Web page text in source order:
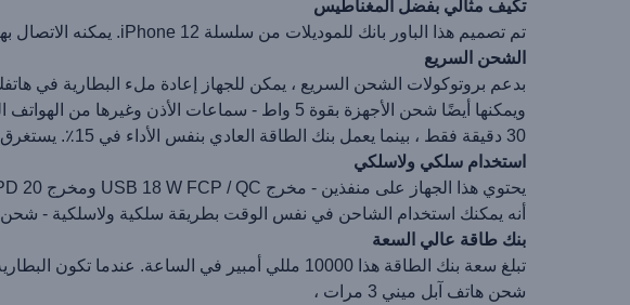
تكيف مثالي بفضل المغناطيس
تم تصميم هذا الباور بانك للموديلات من سلسلة iPhone 12. يمكنه الاتصال بها عبر المغناطيس ، مما يضمن التصاق مثالي ، وقبضة قوية ، وتدفق سريع وثابت للبيانات.
الشحن السريع
30 دقيقة فقط ، بينما يعمل بنك الطاقة العادي بنفس الأداء في 15٪. يستغرق شحن بنك الطاقة اللاسلكي 3.5 ساعات باستخدام الشاحن 18 وات.
استخدام سلكي ولاسلكي
أنه يمكنك استخدام الشاحن في نفس الوقت بطريقة سلكية ولاسلكية - شحن 3 أجهزة في وقت واحد ، مع نسيان قصر الدائرة أو ارتفاع درجة الحرارة.
بنك طاقة عالي السعة
تبلغ سعة بنك الطاقة هذا 10000 مللي أمبير في الساعة. عندما تكون البطارية ممتلئة ، سيتم استخدامها من أجل:
شحن هاتف آبل ميني 3 مرات ،